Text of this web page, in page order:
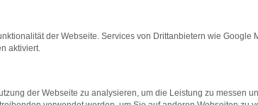
der Webseite. Services von Drittanbietern wie Google
aktiviert.
der Webseite zu analysieren, um die Leistung zu messen